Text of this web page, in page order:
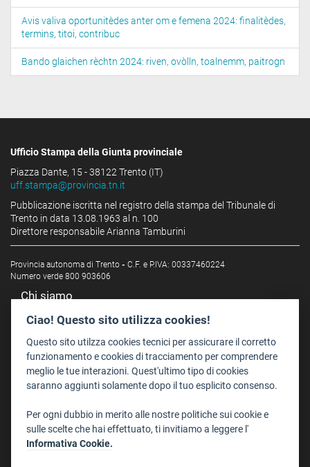
Avis valiva oportunitèdes anter om e femena 2024: finalitèdes,
termins, titoi, contribuc
Bando glaichen rèchtn 2024: riven, ovòlln, toalnemm, paitrogn
Ufficio Stampa della Giunta provinciale
Piazza Dante, 15 - 38122 Trento (IT)
uff.stampa@provincia.tn.it
Pubblicazione iscritta nel registro della stampa del Tribunale di
Trento in data 13.08.1963 al n. 100
Direttore responsabile Arianna Tamburini
Provincia autonoma di Trento - C.F. e P.IVA: 00337460224
Numero verde 800 903606
Chi siamo
Redazione
Staff
Format - Centro Audiovisivi
Trentino Film Commission
Dove Siamo
Struttura di riferimento
Ciao! Questo sito utilizza cookies!
Questo sito utilzza cookies tecnici per assicurare il corretto
funzionamento e cookies di tracciamento per comprendere
meglio le tue interazioni. Quest'ultimo tipo di cookies
saranno aggiunti solamente dopo il tuo esplicito consenso.
Per ogni dubbio in merito alle nostre politiche sui cookie e
sulle scelte che hai effettuato, ti invitiamo a leggere l'
Informativa Cookie.